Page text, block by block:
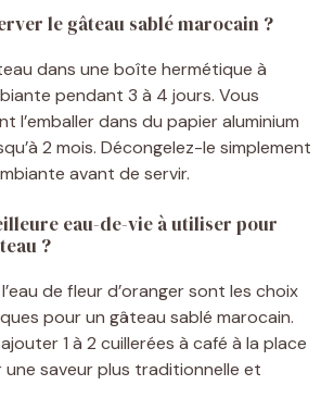
le gâteau sablé marocain ?
dans une boîte hermétique à
pendant 3 à 4 jours. Vous
l’emballer dans du papier aluminium
2 mois. Décongelez-le simplement
avant de servir.
eau-de-vie à utiliser pour
?
de fleur d’oranger sont les choix
pour un gâteau sablé marocain.
1 à 2 cuillerées à café à la place
une saveur plus traditionnelle et